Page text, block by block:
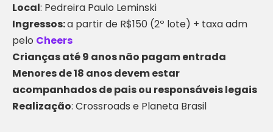
Local: Pedreira Paulo Leminski
Ingressos:a partir de R$150 (2º lote) + taxa adm
pelo Cheers
Crianças até 9 anos não pagam entrada
Menores de 18 anos devem estar
acompanhados de pais ou responsáveis legais
Realização: Crossroads e Planeta Brasil